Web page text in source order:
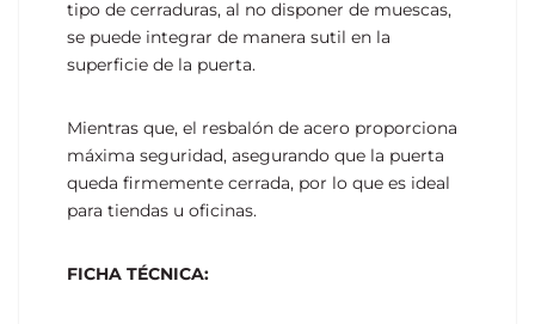
tipo de cerraduras, al no disponer de muescas,
se puede integrar de manera sutil en la
superficie de la puerta.
Mientras que, el resbalón de acero proporciona
máxima seguridad, asegurando que la puerta
queda firmemente cerrada, por lo que es ideal
para tiendas u oficinas.
FICHA TÉCNICA: